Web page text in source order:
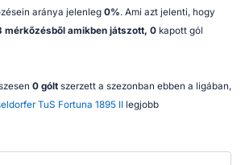
aránya jelenleg 0%. Ami azt jelenti, hogy
mérkőzésből amikben játszott, 0 kapott gól
0 góltszerzett a szezonban ebben a ligában,
TuS Fortuna 1895 IIlegjobb